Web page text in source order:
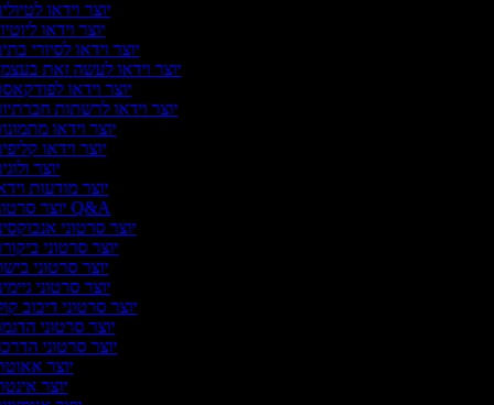
יוצר וידאו
יוצר וידאו
יוצר וידאו לסיורי
יוצר וידאו לעשה זאת
יוצר וידאו
יוצר וידאו לרשתות
יוצר וידאו
יוצר וידאו
יוצר
יוצר מודעות
יוצר סרטוני Q&A
יוצר סרטוני
יוצר סרטוני
יוצר סרטוני
יוצר סרטוני
יוצר סרטוני דיבוב
יוצר סרטוני
יוצר סרטוני
יוצר
יוצר